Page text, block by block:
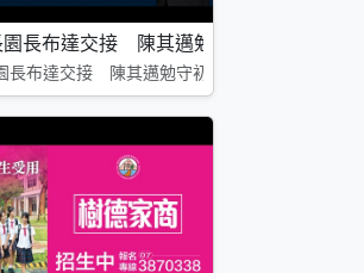
園長布達交接 陳其邁勉守初心領航高雄
長布達交接 陳其邁勉守初心領航高雄教育